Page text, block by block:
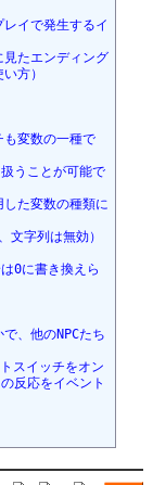
イで発生するイ
見たエンディング
方）
も変数の一種で
うことが可能で
た変数の種類に
字列は無効）
0に書き換えら
、他のNPCたち
反応をイベント